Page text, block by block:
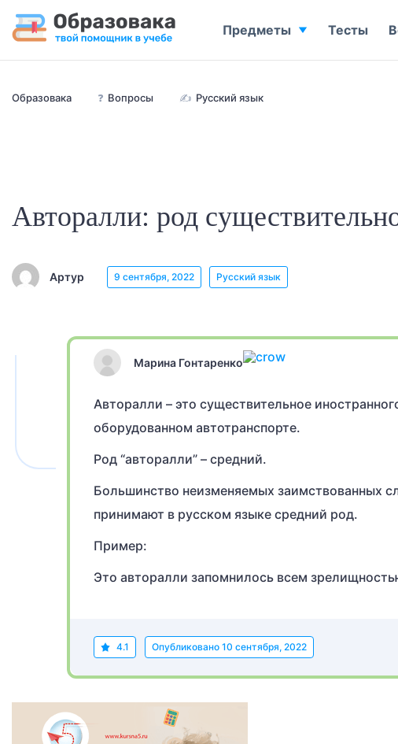
Образовака ❓ Вопросы ✍ Русский язык
Авторалли: род
Артур 9 сентября, 2022 Русский язык
Марина Гонтаренко
Авторалли – это существительное
оборудованном автотранспорте.
Род “авторалли” – средний.
Большинство неизменяемых заимствованных
принимают в русском языке средний род.
Пример:
Это авторалли запомнилось всем
4.1 Опубликовано 10 сентября, 2022
Предметы Тесты